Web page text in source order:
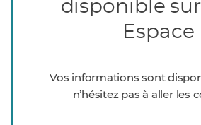
disponible
Espace
Vos informations sont
nʼhésitez pas à aller les